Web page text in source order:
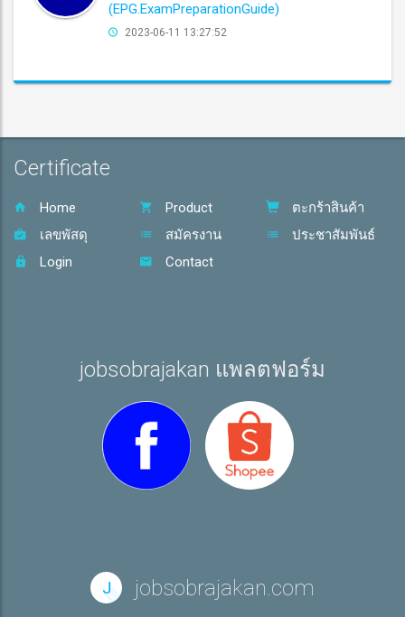
(EPG.ExamPreparationGuide)
2023-06-11 13:27:52
Certificate
Home Product
ตะกร้าสินค้า
เลขพัสดุ
สมัครงาน
ประชาสัมพันธ์
Login
Contact
jobsobrajakan แพลตฟอร์ม
J jobsobrajakan.com